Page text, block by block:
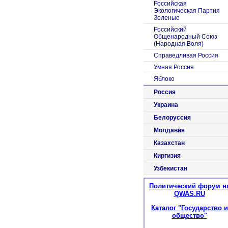
Российская
Экологическая Партия
Зеленые
Российский
Общенародный Союз
(Народная Воля)
Справедливая Россия
Умная Россия
Яблоко
Россия
Украина
Белоруссия
Молдавия
Казахстан
Киргизия
Узбекистан
Политический форум
QWAS.RU
Каталог "Государство и
общество"